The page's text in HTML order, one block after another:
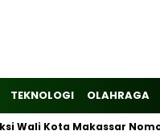
TEKNOLOGI OLAHRAGA
Makassar Nomor 3